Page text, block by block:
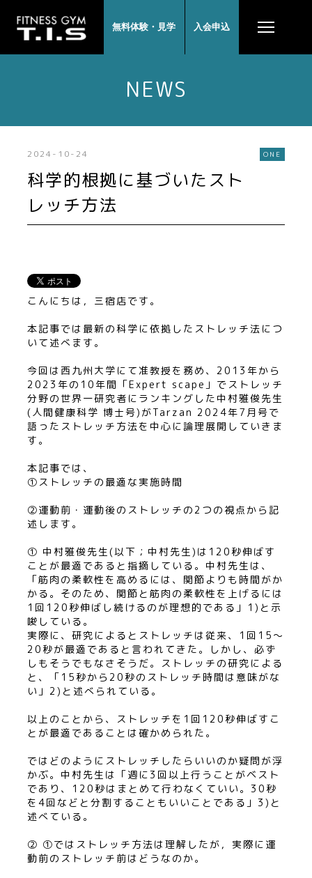
無料体験・見学 入会申込
NEWS
2024-10-24 ONE
科学的根拠に基づいたスト
レッチ方法
こんにちは，三宿店です。
本記事では最新の科学に依拠したストレッチ法につ
いて述べます。
今回は西九州大学にて准教授を務め、2013年から
2023年の10年間「Expert scape」でストレッチ
分野の世界一研究者にランキングした中村雅俊先生
(人間健康科学 博士号)がTarzan 2024年7月号で
語ったストレッチ方法を中心に論理展開していきま
す。
本記事では、
①ストレッチの最適な実施時間
②運動前・運動後のストレッチの2つの視点から記
述します。
① 中村雅俊先生(以下；中村先生)は120秒伸ばす
ことが最適であると指摘している。中村先生は、
「筋肉の柔軟性を高めるには、関節よりも時間がか
かる。そのため、関節と筋肉の柔軟性を上げるには
1回120秒伸ばし続けるのが理想的である」1)と示
唆している。
実際に、研究によるとストレッチは従来、1回15〜
20秒が最適であると言われてきた。しかし、必ず
しもそうでもなさそうだ。ストレッチの研究による
と、「15秒から20秒のストレッチ時間は意味がな
い」2)と述べられている。
以上のことから、ストレッチを1回120秒伸ばすこ
とが最適であることは確かめられた。
ではどのようにストレッチしたらいいのか疑問が浮
かぶ。中村先生は「週に3回以上行うことがベスト
であり、120秒はまとめて行わなくていい。30秒
を4回などと分割することもいいことである」3)と
述べている。
② ①ではストレッチ方法は理解したが，実際に運
動前のストレッチ前はどうなのか。